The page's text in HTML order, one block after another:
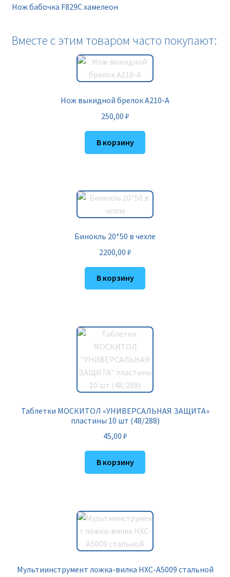
Нож бабочка F829С хамелеон
Вместе с этим товаром часто покупают:
Нож выкидной брелок A210-A
250,00 ₽
В корзину
Бинокль 20*50 в чехле
2200,00 ₽
В корзину
Таблетки МОСКИТОЛ «УНИВЕРСАЛЬНАЯ ЗАЩИТА»
пластины 10 шт (48/288)
45,00 ₽
В корзину
Мультиинструмент ложка-вилка HXC-A5009 стальной